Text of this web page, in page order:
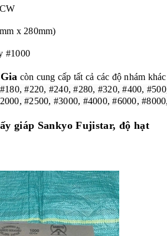
x 280mm)
#1000
còn cung cấp tất cả các độ nhám
#220, #240, #280, #320, #400,
#2500, #3000, #4000, #6000,
giáp Sankyo Fujistar, độ hạt